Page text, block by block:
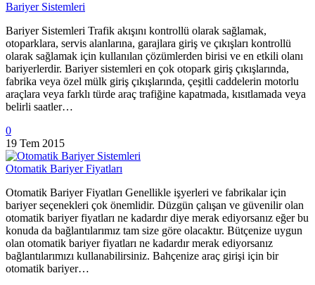
Bariyer Sistemleri
Bariyer Sistemleri Trafik akışını kontrollü olarak sağlamak,
otoparklara, servis alanlarına, garajlara giriş ve çıkışları kontrollü
olarak sağlamak için kullanılan çözümlerden birisi ve en etkili olanı
bariyerlerdir. Bariyer sistemleri en çok otopark giriş çıkışlarında,
fabrika veya özel mülk giriş çıkışlarında, çeşitli caddelerin motorlu
araçlara veya farklı türde araç trafiğine kapatmada, kısıtlamada veya
belirli saatler…
0
19 Tem 2015
Otomatik Bariyer Fiyatları
Otomatik Bariyer Fiyatları Genellikle işyerleri ve fabrikalar için
bariyer seçenekleri çok önemlidir. Düzgün çalışan ve güvenilir olan
otomatik bariyer fiyatları ne kadardır diye merak ediyorsanız eğer bu
konuda da bağlantılarımız tam size göre olacaktır. Bütçenize uygun
olan otomatik bariyer fiyatları ne kadardır merak ediyorsanız
bağlantılarımızı kullanabilirsiniz. Bahçenize araç girişi için bir
otomatik bariyer…